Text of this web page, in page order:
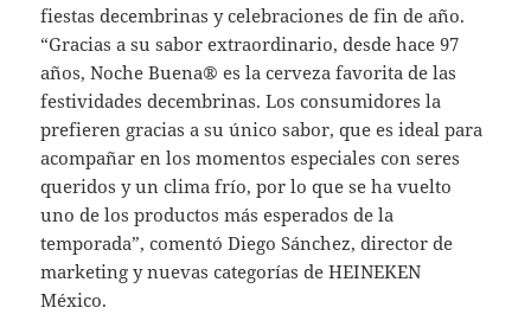
fiestas decembrinas y celebraciones de fin de año.
“Gracias a su sabor extraordinario, desde hace 97
años, Noche Buena® es la cerveza favorita de las
festividades decembrinas. Los consumidores la
prefieren gracias a su único sabor, que es ideal para
acompañar en los momentos especiales con seres
queridos y un clima frío, por lo que se ha vuelto
uno de los productos más esperados de la
temporada”, comentó Diego Sánchez, director de
marketing y nuevas categorías de HEINEKEN
México.